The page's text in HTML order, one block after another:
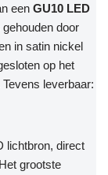
een GU10 LED
door
in satin nickel
op het
leverbaar:
lichtbron, direct
grootste